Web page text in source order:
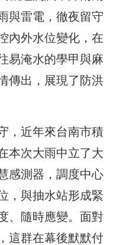
與雷電，徹夜留守
內外水位變化，在
易淹水的學甲與麻
傳出，展現了防洪
，近年來台南市積
本次大雨中立了大
感測器，調度中心
，與抽水站形成緊
、隨時應變。面對
這群在幕後默默付